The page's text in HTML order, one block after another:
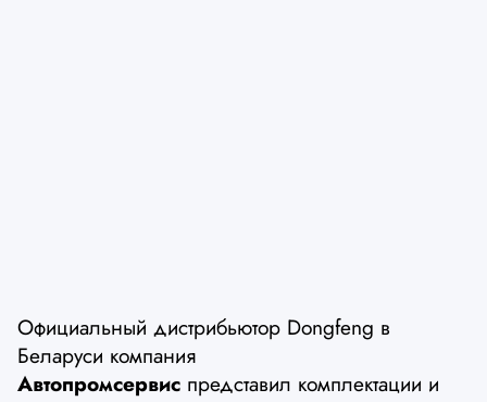
Официальный дистрибьютор Dongfeng в
Беларуси компания
Автопромсервис представил комплектации и